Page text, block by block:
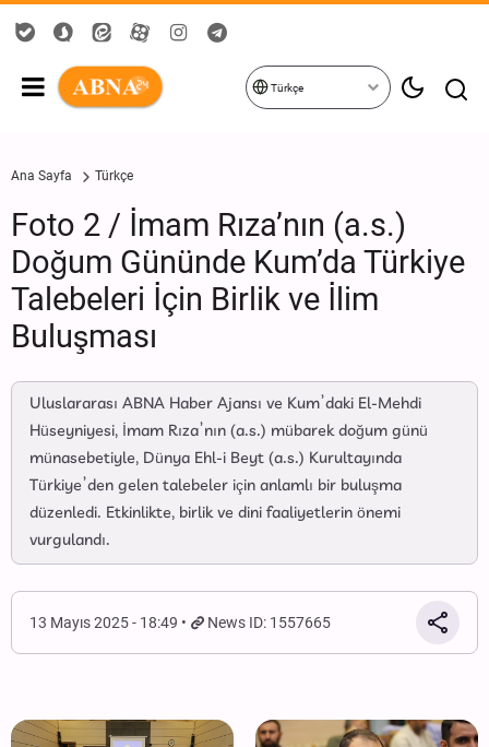
Türkçe
Ana Sayfa Türkçe
Foto 2 / İmam Rıza’nın (a.s.)
Doğum Gününde Kum’da Türkiye
Talebeleri İçin Birlik ve İlim
Buluşması
Uluslararası ABNA Haber Ajansı ve Kum’daki El-Mehdi
Hüseyniyesi, İmam Rıza’nın (a.s.) mübarek doğum günü
münasebetiyle, Dünya Ehl-i Beyt (a.s.) Kurultayında
Türkiye’den gelen talebeler için anlamlı bir buluşma
düzenledi. Etkinlikte, birlik ve dini faaliyetlerin önemi
vurgulandı.
13 Mayıs 2025 - 18:49 News ID: 1557665